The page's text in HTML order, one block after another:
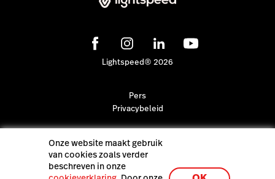
Lightspeed® 2026
Pers
Privacybeleid
Onze website maakt gebruik
van cookies zoals verder
beschreven in onze